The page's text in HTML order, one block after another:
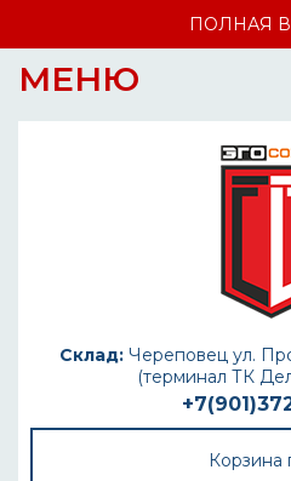
ПОЛНАЯ
МЕНЮ
Склад: Череповец ул.
(терминал ТК
Корзина